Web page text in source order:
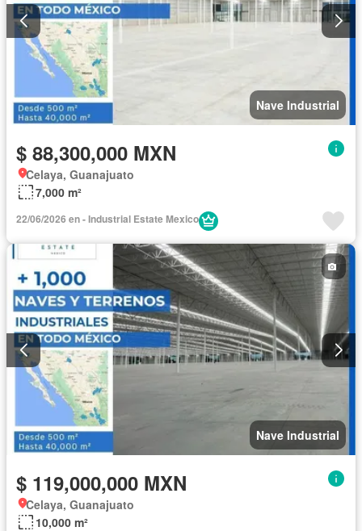
Nave Industrial
$ 88,300,000 MXN
Celaya, Guanajuato
7,000 m²
22/06/2026 en - Industrial Estate Mexico
Nave Industrial
$ 119,000,000 MXN
Celaya, Guanajuato
10,000 m²